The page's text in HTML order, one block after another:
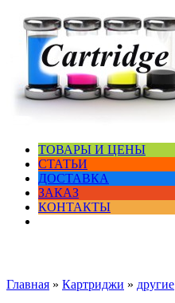
ТОВАРЫ И ЦЕНЫ
СТАТЬИ
ДОСТАВКА
ЗАКАЗ
КОНТАКТЫ
Главная » Картриджи » другие